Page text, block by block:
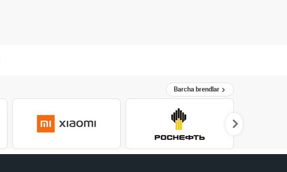
Barcha brendlar